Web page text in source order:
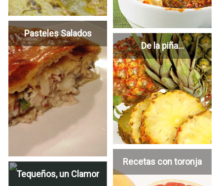
Pasteles Salados
De la piña...
Recetas con toronja
Tequeños, un Clamor